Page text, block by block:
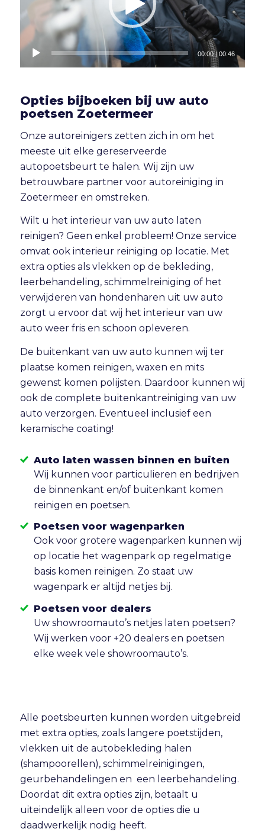
00:00|00:46
Opties bijboeken bij uw auto
poetsen Zoetermeer
Onze autoreinigers zetten zich in om het
meeste uit elke gereserveerde
autopoetsbeurt te halen. Wij zijn uw
betrouwbare partner voor autoreiniging in
Zoetermeer en omstreken.
Wilt u het interieur van uw auto laten
reinigen? Geen enkel probleem! Onze service
omvat ook interieur reiniging op locatie. Met
extra opties als vlekken op de bekleding,
leerbehandeling, schimmelreiniging of het
verwijderen van hondenharen uit uw auto
zorgt u ervoor dat wij het interieur van uw
auto weer fris en schoon opleveren.
De buitenkant van uw auto kunnen wij ter
plaatse komen reinigen, waxen en mits
gewenst komen polijsten. Daardoor kunnen wij
ook de complete buitenkantreiniging van uw
auto verzorgen. Eventueel inclusief een
keramische coating!
Auto laten wassen binnen en buiten
Wij kunnen voor particulieren en bedrijven
de binnenkant en/of buitenkant komen
reinigen en poetsen.
Poetsen voor wagenparken
Ook voor grotere wagenparken kunnen wij
op locatie het wagenpark op regelmatige
basis komen reinigen. Zo staat uw
wagenpark er altijd netjes bij.
Poetsen voor dealers
Uw showroomauto’s netjes laten poetsen?
Wij werken voor +20 dealers en poetsen
elke week vele showroomauto’s.
Alle poetsbeurten kunnen worden uitgebreid
met extra opties, zoals langere poetstijden,
vlekken uit de autobekleding halen
(shampoorellen), schimmelreinigingen,
geurbehandelingen en een leerbehandeling.
Doordat dit extra opties zijn, betaalt u
uiteindelijk alleen voor de opties die u
daadwerkelijk nodig heeft.